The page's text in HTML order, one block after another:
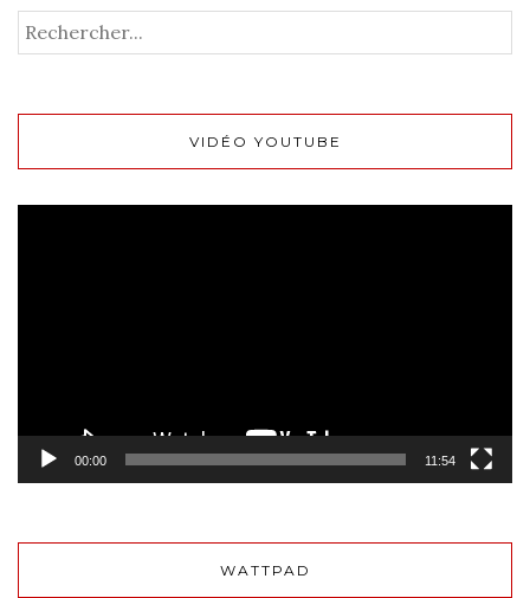
VIDÉO YOUTUBE
00:00 11:54
WATTPAD